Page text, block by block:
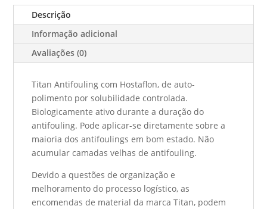
Int./
4404)
Descrição
Informação adicional
Avaliações (0)
Titan Antifouling com Hostaflon, de auto-
polimento por solubilidade controlada.
Biologicamente ativo durante a duração do
antifouling. Pode aplicar-se diretamente sobre a
maioria dos antifoulings em bom estado. Não
acumular camadas velhas de antifouling.
Devido a questões de organização e
melhoramento do processo logístico, as
encomendas de material da marca Titan, podem